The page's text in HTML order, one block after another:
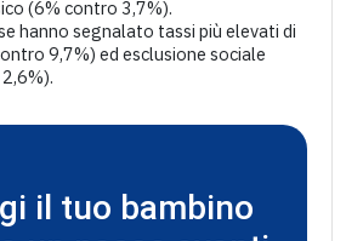
(6% contro 3,7%).
hanno segnalato tassi più elevati di
9,7%) ed esclusione sociale
il tuo bambino